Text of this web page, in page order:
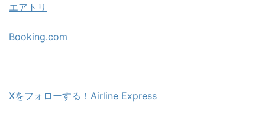
エアトリ
Booking.com
Xをフォローする！Airline Express